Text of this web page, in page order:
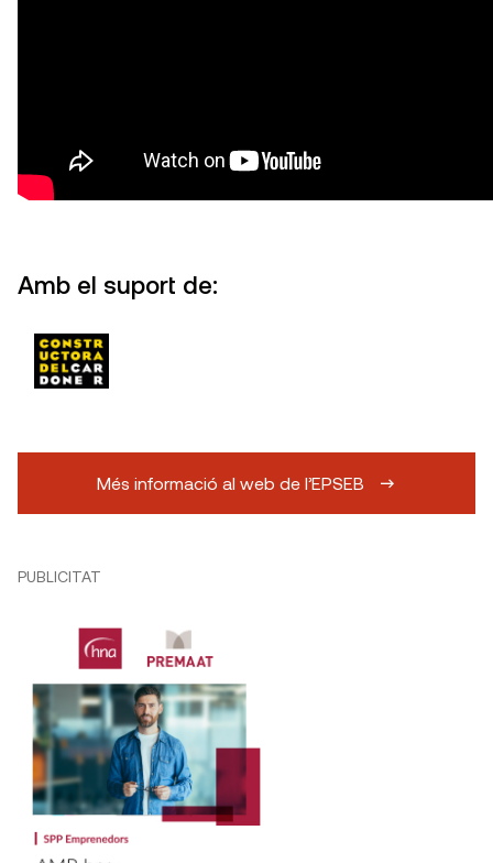
Amb el suport de:
Més informació al web de l’EPSEB
PUBLICITAT